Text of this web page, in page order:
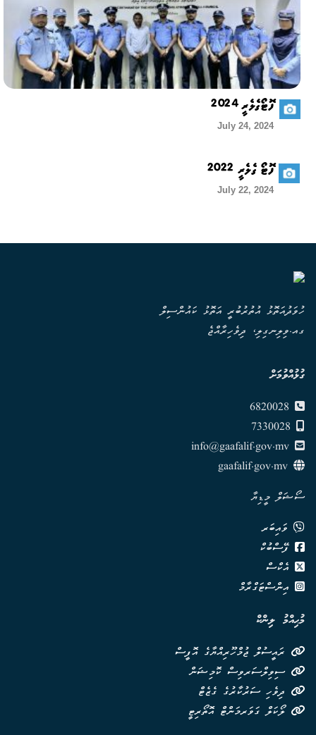
ފޮޓޯގެލެރީ 2024
July 24, 2024
ފޮޓޯ ގެލެރީ 2022
July 22, 2024
ހުވަދުއަތޮޅު އުތުރުބުރީ އަތޮޅު ކައުންސިލް
ގއ.ވިލިނގިލި، ދިވެހިރާއްޖެ
ގުޅުއްވުމަށް
info@gaafalif.gov.mv
ސޯޝަލް މީޑިޔާ
ވައިބަރ
ފޭސްބުކް
އެކްސް
އިންސްޓަގްރާމް
މުޙިއްމު ލިންކް
ރައީސުލް ޖުމްހޫރިއްޔާގެ އޮފީސް
ސިވިލްސަރވިސް ކޮމިޝަން
ދިވެހި ސަރުކާރުގެ ގެޒެޓް
ލޯކަލް ގަވަރމަންޓް އޮތޯރިޓީ